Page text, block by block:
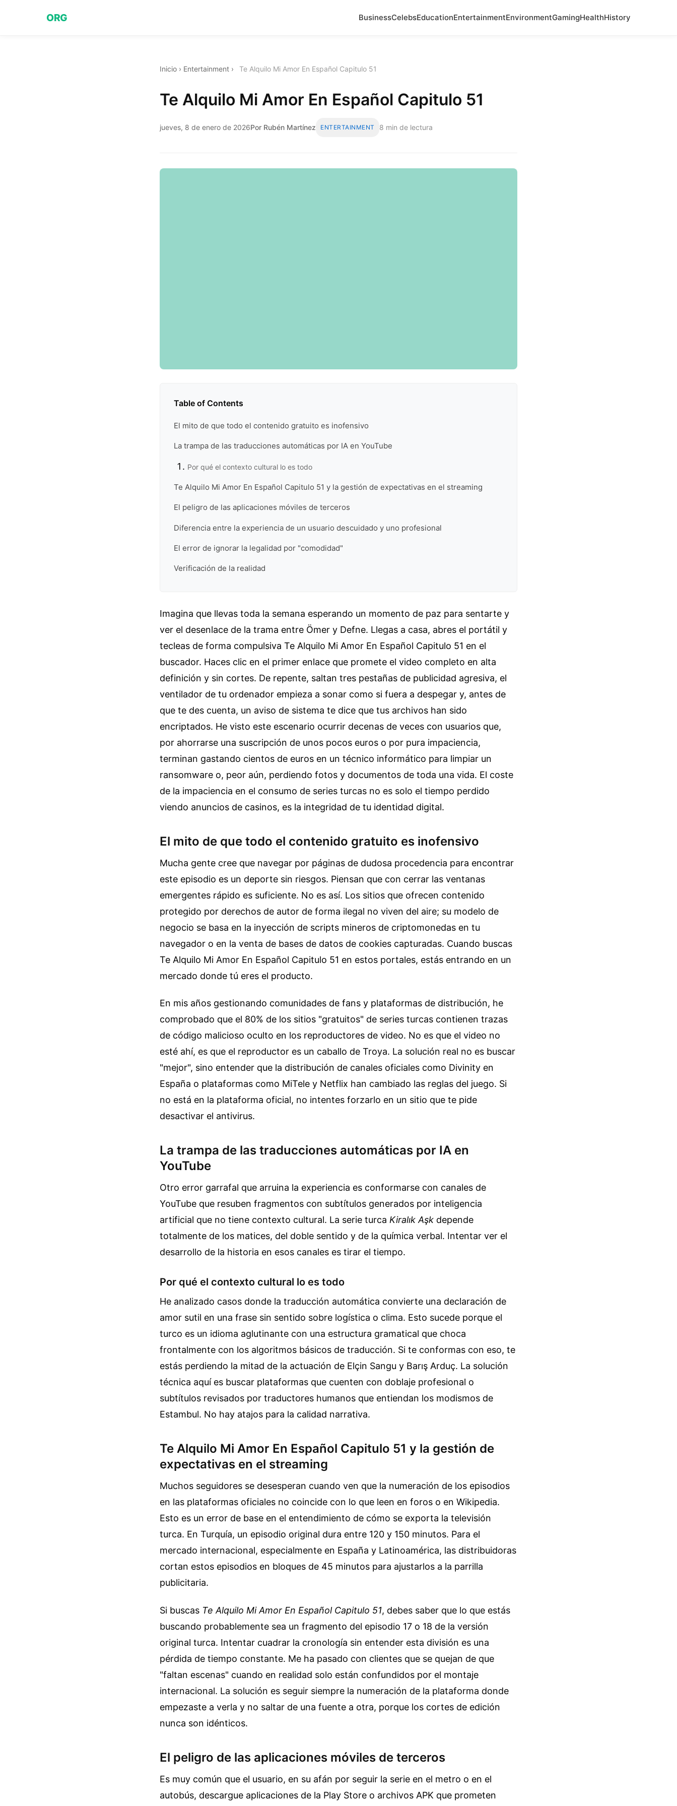
ORG BusinessCelebsEducationEntertainmentEnvironmentGamingHealthHistory
Inicio › Entertainment › Te Alquilo Mi Amor En Español Capitulo 51
Te Alquilo Mi Amor En Español Capitulo 51
jueves, 8 de enero de 2026Por Rubén Martínez ENTERTAINMENT 8 min de lectura
Table of Contents
El mito de que todo el contenido gratuito es inofensivo
La trampa de las traducciones automáticas por IA en YouTube
Por qué el contexto cultural lo es todo
Te Alquilo Mi Amor En Español Capitulo 51 y la gestión de expectativas en el streaming
El peligro de las aplicaciones móviles de terceros
Diferencia entre la experiencia de un usuario descuidado y uno profesional
El error de ignorar la legalidad por "comodidad"
Verificación de la realidad
Imagina que llevas toda la semana esperando un momento de paz para sentarte y
ver el desenlace de la trama entre Ömer y Defne. Llegas a casa, abres el portátil y
tecleas de forma compulsiva Te Alquilo Mi Amor En Español Capitulo 51 en el
buscador. Haces clic en el primer enlace que promete el video completo en alta
definición y sin cortes. De repente, saltan tres pestañas de publicidad agresiva, el
ventilador de tu ordenador empieza a sonar como si fuera a despegar y, antes de
que te des cuenta, un aviso de sistema te dice que tus archivos han sido
encriptados. He visto este escenario ocurrir decenas de veces con usuarios que,
por ahorrarse una suscripción de unos pocos euros o por pura impaciencia,
terminan gastando cientos de euros en un técnico informático para limpiar un
ransomware o, peor aún, perdiendo fotos y documentos de toda una vida. El coste
de la impaciencia en el consumo de series turcas no es solo el tiempo perdido
viendo anuncios de casinos, es la integridad de tu identidad digital.
El mito de que todo el contenido gratuito es inofensivo
Mucha gente cree que navegar por páginas de dudosa procedencia para encontrar
este episodio es un deporte sin riesgos. Piensan que con cerrar las ventanas
emergentes rápido es suficiente. No es así. Los sitios que ofrecen contenido
protegido por derechos de autor de forma ilegal no viven del aire; su modelo de
negocio se basa en la inyección de scripts mineros de criptomonedas en tu
navegador o en la venta de bases de datos de cookies capturadas. Cuando buscas
Te Alquilo Mi Amor En Español Capitulo 51 en estos portales, estás entrando en un
mercado donde tú eres el producto.
En mis años gestionando comunidades de fans y plataformas de distribución, he
comprobado que el 80% de los sitios "gratuitos" de series turcas contienen trazas
de código malicioso oculto en los reproductores de video. No es que el video no
esté ahí, es que el reproductor es un caballo de Troya. La solución real no es buscar
"mejor", sino entender que la distribución de canales oficiales como Divinity en
España o plataformas como MiTele y Netflix han cambiado las reglas del juego. Si
no está en la plataforma oficial, no intentes forzarlo en un sitio que te pide
desactivar el antivirus.
La trampa de las traducciones automáticas por IA en
YouTube
Otro error garrafal que arruina la experiencia es conformarse con canales de
YouTube que resuben fragmentos con subtítulos generados por inteligencia
artificial que no tiene contexto cultural. La serie turca Kiralık Aşk depende
totalmente de los matices, del doble sentido y de la química verbal. Intentar ver el
desarrollo de la historia en esos canales es tirar el tiempo.
Por qué el contexto cultural lo es todo
He analizado casos donde la traducción automática convierte una declaración de
amor sutil en una frase sin sentido sobre logística o clima. Esto sucede porque el
turco es un idioma aglutinante con una estructura gramatical que choca
frontalmente con los algoritmos básicos de traducción. Si te conformas con eso, te
estás perdiendo la mitad de la actuación de Elçin Sangu y Barış Arduç. La solución
técnica aquí es buscar plataformas que cuenten con doblaje profesional o
subtítulos revisados por traductores humanos que entiendan los modismos de
Estambul. No hay atajos para la calidad narrativa.
Te Alquilo Mi Amor En Español Capitulo 51 y la gestión de
expectativas en el streaming
Muchos seguidores se desesperan cuando ven que la numeración de los episodios
en las plataformas oficiales no coincide con lo que leen en foros o en Wikipedia.
Esto es un error de base en el entendimiento de cómo se exporta la televisión
turca. En Turquía, un episodio original dura entre 120 y 150 minutos. Para el
mercado internacional, especialmente en España y Latinoamérica, las distribuidoras
cortan estos episodios en bloques de 45 minutos para ajustarlos a la parrilla
publicitaria.
Si buscas Te Alquilo Mi Amor En Español Capitulo 51, debes saber que lo que estás
buscando probablemente sea un fragmento del episodio 17 o 18 de la versión
original turca. Intentar cuadrar la cronología sin entender esta división es una
pérdida de tiempo constante. Me ha pasado con clientes que se quejan de que
"faltan escenas" cuando en realidad solo están confundidos por el montaje
internacional. La solución es seguir siempre la numeración de la plataforma donde
empezaste a verla y no saltar de una fuente a otra, porque los cortes de edición
nunca son idénticos.
El peligro de las aplicaciones móviles de terceros
Es muy común que el usuario, en su afán por seguir la serie en el metro o en el
autobús, descargue aplicaciones de la Play Store o archivos APK que prometen